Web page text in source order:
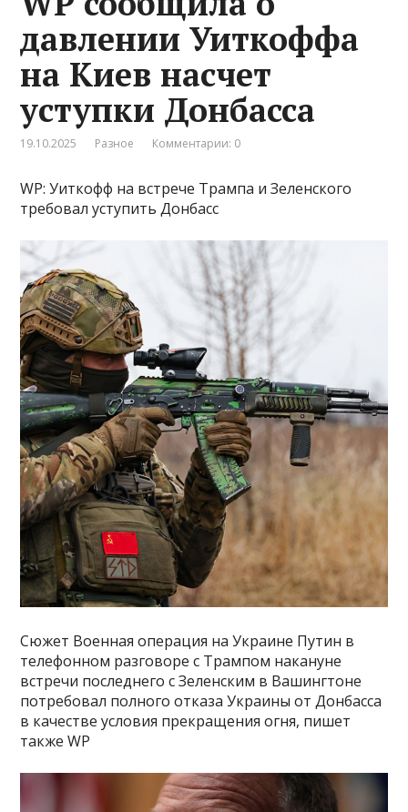
давлении Уиткоффа
на Киев насчет
уступки Донбасса
19.10.2025 Разное Комментарии: 0
WP: Уиткофф на встрече Трампа и Зеленского
требовал уступить Донбасс
Сюжет Военная операция на Украине Путин в
телефонном разговоре с Трампом накануне
встречи последнего с Зеленским в Вашингтоне
потребовал полного отказа Украины от Донбасса
в качестве условия прекращения огня, пишет
также WP